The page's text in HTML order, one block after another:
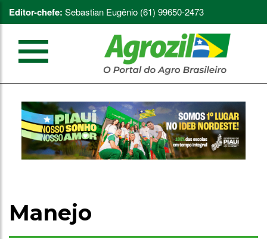
Editor-chefe: Sebastian Eugênio (61) 99650-2473
Manejo